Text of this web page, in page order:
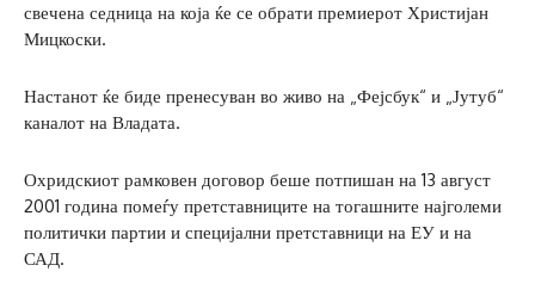
свечена седница на која ќе се обрати премиерот Христијан
Мицкоски.
Настанот ќе биде пренесуван во живо на „Фејсбук“ и „Јутуб“
каналот на Владата.
Охридскиот рамковен договор беше потпишан на 13 август
2001 година помеѓу претставниците на тогашните најголеми
политички партии и специјални претставници на ЕУ и на
САД.